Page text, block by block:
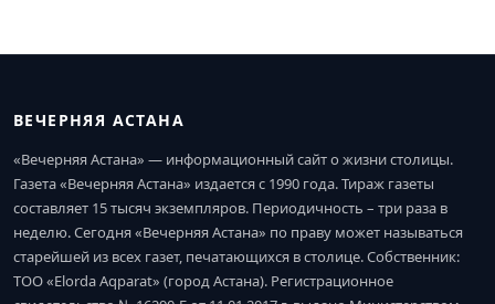
ВЕЧЕРНЯЯ АСТАНА
«Вечерняя Астана» — информационный сайт о жизни столицы.
Газета «Вечерняя Астана» издается с 1990 года. Тираж газеты
составляет 15 тысяч экземпляров. Периодичность – три раза в
неделю. Сегодня «Вечерняя Астана» по праву может называться
старейшей из всех газет, печатающихся в столице. Собственник:
ТОО «Elorda Aqparat» (город Астана). Регистрационное